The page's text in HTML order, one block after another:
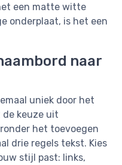
een matte witte
onderplaat, is het een
naar
uniek door het
keuze uit
het toevoegen
drie regels tekst. Kies
stijl past: links,